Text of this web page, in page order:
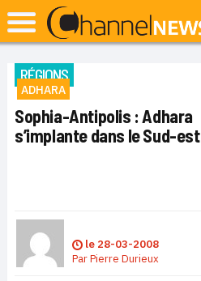
RÉGIONS
ADHARA
Sophia-Antipolis : Adhara
s’implante dans le Sud-est
le 28-03-2008
ParPierre Durieux